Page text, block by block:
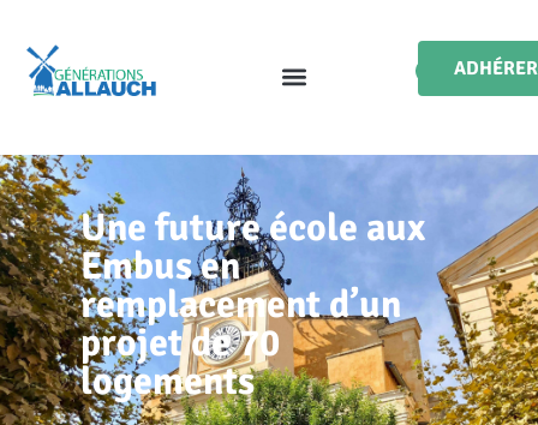
ADHÉRER
Une future école aux
Embus en
remplacement d’un
projet de 70
logements